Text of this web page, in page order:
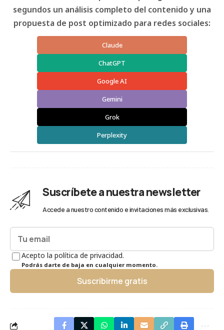
segundos un análisis completo del contenido y una
propuesta de post optimizado para redes sociales:
Claude
ChatGPT
Google AI
Gemini
Grok
Perplexity
Suscríbete a nuestra newsletter
Accede a nuestro contenido e invitaciones más exclusivas.
Acepto la política de privacidad.
Podrás darte de baja en cualquier momento.
Suscribirme gratis